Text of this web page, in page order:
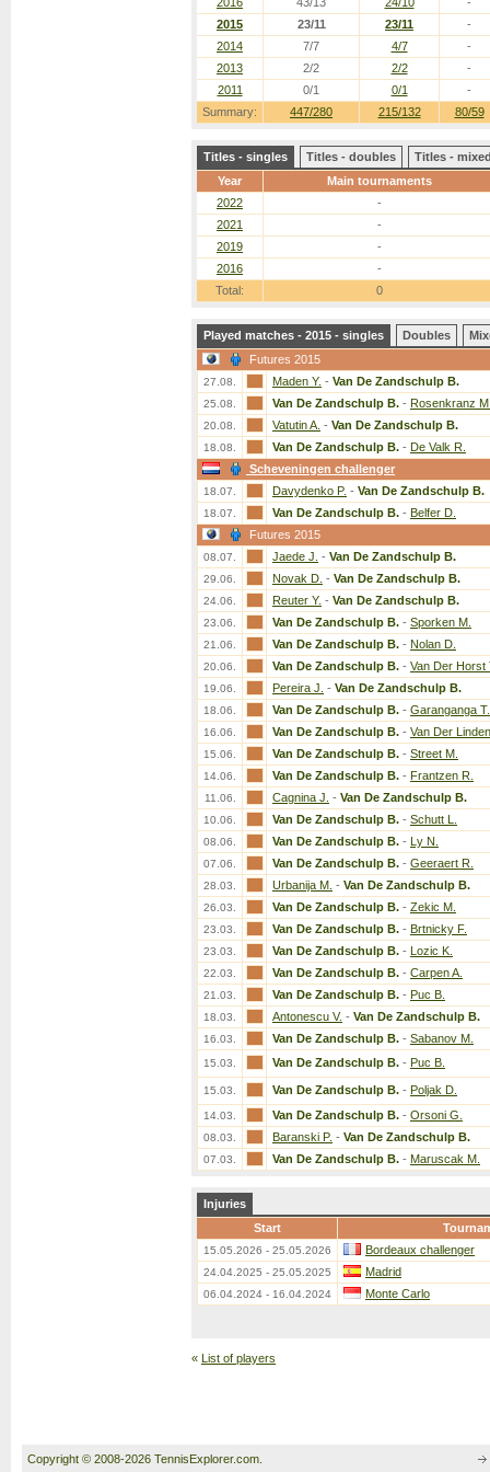
Summary: 447/280 215/132 80/59
2015
23/11 23/11
-
2014
7/7 4/7
-
2013
2/2 2/2
-
2011
0/1 0/1 -
Titles - singles Titles - doubles
Titles -
Year
Main tournaments
2022
-
2021
-
2019
-
2016
-
Total:
0
Played matches - 2015 - singles Doubles
Futures 2015
27.08. Maden Y. - Van De Zandschulp B.
25.08. Van De Zandschulp B. - Rosenkranz
20.08. Vatutin A. - Van De Zandschulp B.
18.08. Van De Zandschulp B. - De Valk R.
Scheveningen challenger
18.07. Davydenko P. - Van De Zandschulp B.
18.07. Van De Zandschulp B. - Belfer D.
Futures 2015
08.07. Jaede J. - Van De Zandschulp B.
29.06. Novak D. - Van De Zandschulp B.
24.06. Reuter Y. - Van De Zandschulp B.
23.06. Van De Zandschulp B. - Sporken M.
21.06. Van De Zandschulp B. - Nolan D.
20.06. Van De Zandschulp B. - Van Der Horst
19.06. Pereira J. - Van De Zandschulp B.
18.06. Van De Zandschulp B. - Garanganga T.
16.06. Van De Zandschulp B. - Van Der
15.06. Van De Zandschulp B. - Street M.
14.06. Van De Zandschulp B. - Frantzen R.
11.06. Cagnina J. - Van De Zandschulp B.
10.06. Van De Zandschulp B. - Schutt L.
08.06. Van De Zandschulp B. - Ly N.
07.06. Van De Zandschulp B. - Geeraert R.
28.03. Urbanija M. - Van De Zandschulp B.
26.03. Van De Zandschulp B. - Zekic M.
23.03. Van De Zandschulp B. - Brtnicky F.
23.03. Van De Zandschulp B. - Lozic K.
22.03. Van De Zandschulp B. - Carpen A.
21.03. Van De Zandschulp B. - Puc B.
18.03. Antonescu V. - Van De Zandschulp B.
16.03. Van De Zandschulp B. - Sabanov M.
15.03. Van De Zandschulp B. - Puc B.
15.03. Van De Zandschulp B. - Poljak D.
14.03. Van De Zandschulp B. - Orsoni G.
08.03. Baranski P. - Van De Zandschulp B.
07.03. Van De Zandschulp B. - Maruscak M.
Injuries
Start
15.05.2026 - 25.05.2026 Bordeaux challenger
24.04.2025 - 25.05.2025 Madrid
06.04.2024 - 16.04.2024 Monte Carlo
« List of players
Copyright © 2008-2026 TennisExplorer.com.